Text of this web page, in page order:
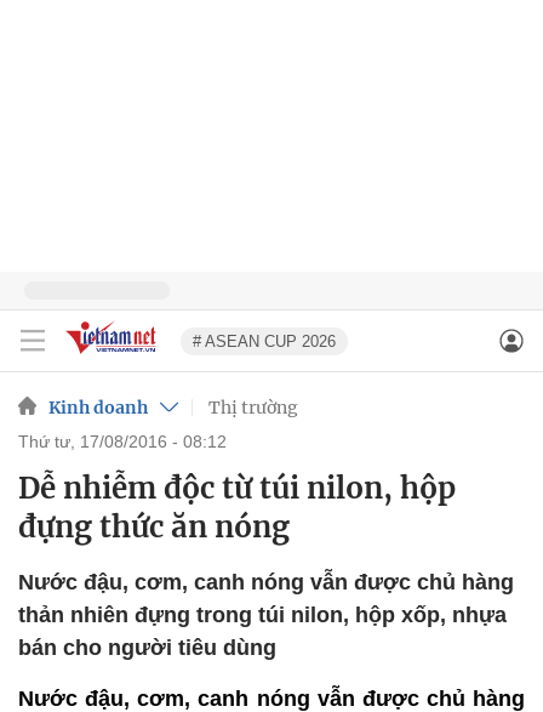
# ASEAN CUP 2026
Kinh doanh Thị trường
thứ tư, 17/08/2016 - 08:12
Dễ nhiễm độc từ túi nilon, hộp
đựng thức ăn nóng
Nước đậu, cơm, canh nóng vẫn được chủ hàng
thản nhiên đựng trong túi nilon, hộp xốp, nhựa
bán cho người tiêu dùng
Nước đậu, cơm, canh nóng vẫn được chủ hàng